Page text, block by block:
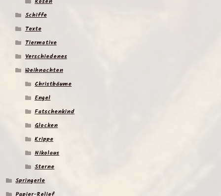
Schiffe
Texte
Tiermotive
Verschiedenes
Weihnachten
Christbäume
Engel
Fatschenkind
Glocken
Krippe
Nikolaus
Sterne
Springerle